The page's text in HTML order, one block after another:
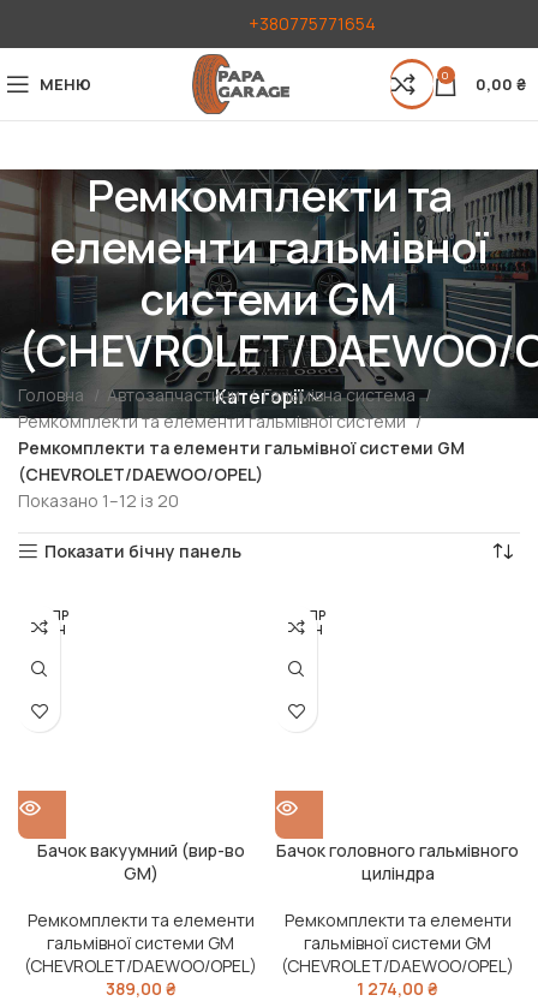
+380775771654
МЕНЮ 0 0,00 ₴
Ремкомплекти та
елементи гальмівної
системи GM
(CHEVROLET/DAEWOO/
Категорії
Головна Автозапчастини
Гальмівна система
Ремкомплекти та елементи гальмівної системи
Ремкомплекти та елементи гальмівної системи GM
(CHEVROLET/DAEWOO/OPEL)
Показано 1–12 із 20
Показати бічну панель
РОЗПР
ОДАН
Бачок вакуумний (вир-во
GM)
Ремкомплекти та елементи
гальмівної системи GM
(CHEVROLET/DAEWOO/OPEL)
389,00 ₴
РОЗПР
ОДАН
Бачок головного гальмівного
циліндра
Ремкомплекти та елементи
гальмівної системи GM
(CHEVROLET/DAEWOO/OPEL)
1 274,00 ₴